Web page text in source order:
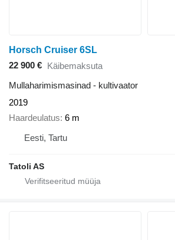
Horsch Cruiser 6SL
22 900 € Käibemaksuta
Mullaharimismasinad - kultivaator
2019
Haardeulatus 6 m
Eesti, Tartu
Tatoli AS